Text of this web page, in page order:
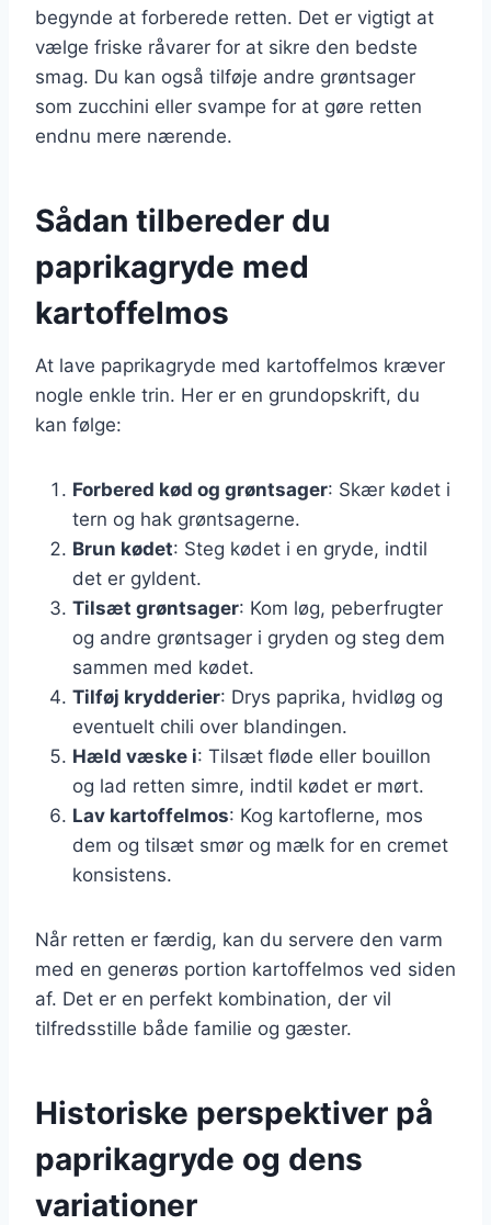
begynde at forberede retten. Det er vigtigt at
vælge friske råvarer for at sikre den bedste
smag. Du kan også tilføje andre grøntsager
som zucchini eller svampe for at gøre retten
endnu mere nærende.
Sådan tilbereder du
paprikagryde med
kartoffelmos
At lave paprikagryde med kartoffelmos kræver
nogle enkle trin. Her er en grundopskrift, du
kan følge:
Forbered kød og grøntsager: Skær kødet i
tern og hak grøntsagerne.
Brun kødet: Steg kødet i en gryde, indtil
det er gyldent.
Tilsæt grøntsager: Kom løg, peberfrugter
og andre grøntsager i gryden og steg dem
sammen med kødet.
Tilføj krydderier: Drys paprika, hvidløg og
eventuelt chili over blandingen.
Hæld væske i: Tilsæt fløde eller bouillon
og lad retten simre, indtil kødet er mørt.
Lav kartoffelmos: Kog kartoflerne, mos
dem og tilsæt smør og mælk for en cremet
konsistens.
Når retten er færdig, kan du servere den varm
med en generøs portion kartoffelmos ved siden
af. Det er en perfekt kombination, der vil
tilfredsstille både familie og gæster.
Historiske perspektiver på
paprikagryde og dens
variationer